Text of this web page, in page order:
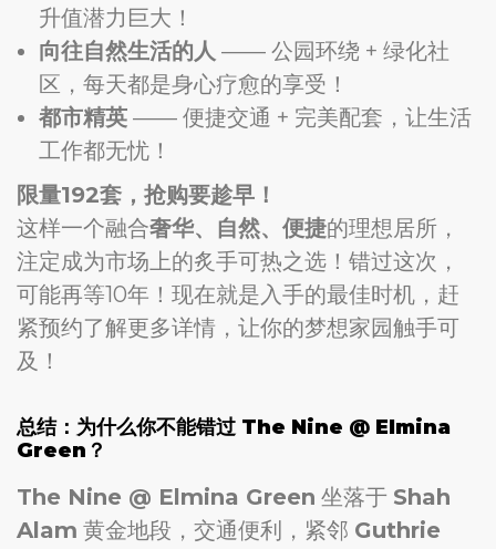
升值潜力巨大！
向往自然生活的人 —— 公园环绕 + 绿化社
区，每天都是身心疗愈的享受！
都市精英 —— 便捷交通 + 完美配套，让生活
工作都无忧！
限量192套，抢购要趁早！
这样一个融合奢华、自然、便捷的理想居所，
注定成为市场上的炙手可热之选！错过这次，
可能再等10年！现在就是入手的最佳时机，赶
紧预约了解更多详情，让你的梦想家园触手可
及！
总结：为什么你不能错过 The Nine @ Elmina
Green？
The Nine @ Elmina Green 坐落于 Shah
Alam 黄金地段，交通便利，紧邻 Guthrie